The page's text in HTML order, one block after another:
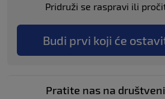
Pridruži se raspravi ili
Budi prvi koji će
Pratite nas na